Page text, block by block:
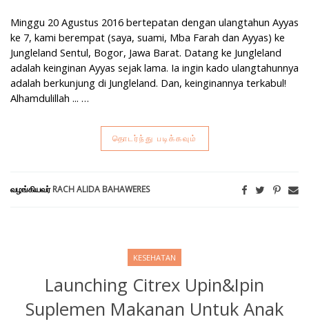
Minggu 20 Agustus 2016 bertepatan dengan ulangtahun Ayyas
ke 7, kami berempat (saya, suami, Mba Farah dan Ayyas) ke
Jungleland Sentul, Bogor, Jawa Barat. Datang ke Jungleland
adalah keinginan Ayyas sejak lama. Ia ingin kado ulangtahunnya
adalah berkunjung di Jungleland. Dan, keinginannya terkabul!
Alhamdulillah ... …
தொடர்ந்து படிக்கவும்
வழங்கியவர்RACH ALIDA BAHAWERES
KESEHATAN
Launching Citrex Upin&Ipin
Suplemen Makanan Untuk Anak